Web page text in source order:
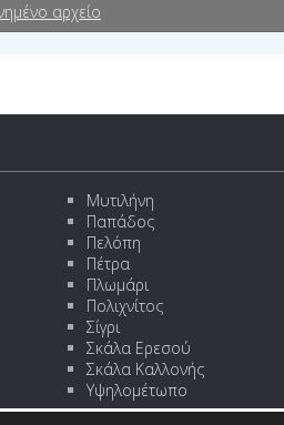
αρχείο
Μυτιλήνη
Παπάδος
Πελόπη
Πέτρα
Πλωμάρι
Πολιχνίτος
Σίγρι
Σκάλα Ερεσού
Σκάλα Καλλονής
Υψηλομέτωπο